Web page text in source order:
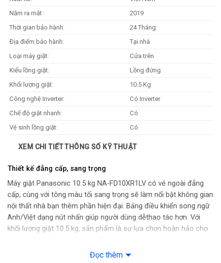
Năm ra mắt :
2019
Thời gian bảo hành:
24 Tháng
Địa điểm bảo hành:
Tại nhà
Loại máy giặt:
Cửa trên
Kiểu lồng giặt:
Lồng đứng
Khối lượng giặt:
10.5 Kg
Công nghệ Inverter:
Có Inverter
Chế độ giặt nhanh:
Có
Vệ sinh lồng giặt:
Có
Chất liệu lồng giặt:
Thép không gỉ
XEM CHI TIẾT THÔNG SỐ KỸ THUẬT
Thiết kế đẳng cấp, sang trọng
Máy giặt Panasonic 10.5 kg NA-FD10XR1LV có vẻ ngoài đẳng
cấp, cùng với tông màu tối sang trọng sẽ làm nổi bật không gian
nội thất nhà bạn thêm phần hiện đại. Bảng điều khiển song ngữ
Anh/Việt dạng nút nhấn giúp người dùng dễthao tác hơn. Với
khối lượng giặt 10.5 kg, sản phẩm là sự lựa chọn hoàn hảo cho
Tiết kiệm điện nhờ công nghệ Inverter
Đọc thêm